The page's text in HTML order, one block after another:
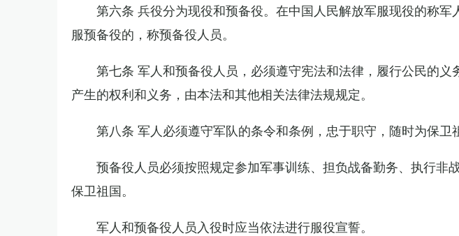
第六条 兵役分为现役和预备役。在中国人民解放军服现役的称
服预备役的，称预备役人员。
第七条 军人和预备役人员，必须遵守宪法和法律，履行公民的
产生的权利和义务，由本法和其他相关法律法规规定。
第八条 军人必须遵守军队的条令和条例，忠于职守，随时为保卫
预备役人员必须按照规定参加军事训练、担负战备勤务、执行非
保卫祖国。
军人和预备役人员入役时应当依法进行服役宣誓。